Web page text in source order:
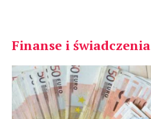
Finanse i świadczenia